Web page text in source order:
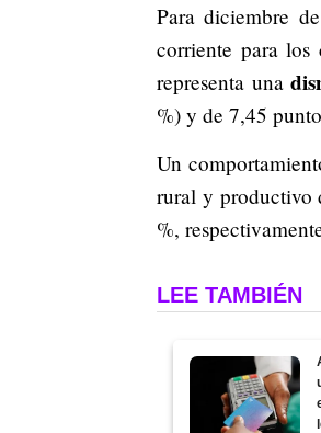
Para diciembre
corriente para los
representa una
%) y de 7,45
Un
rural y productivo
%,
LEE TAMBIÉN